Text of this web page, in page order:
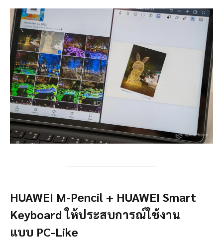
HUAWEI M-Pencil + HUAWEI Smart
Keyboardให้ประสบการณ์ใช้งาน
แบบ PC-Like